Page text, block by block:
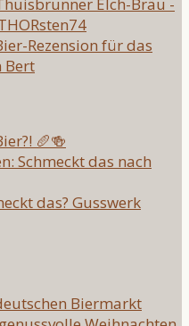
Elch-Bräu -
Rezension für das
Bert
🥖🍻
Schmeckt das nach
das? Gusswerk
Biermarkt